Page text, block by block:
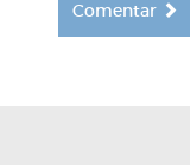
Comentar